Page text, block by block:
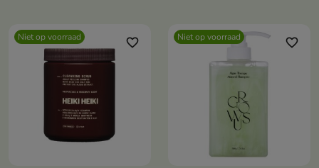
Niet op voorraad favorite_border Niet op voorraad favorite_border